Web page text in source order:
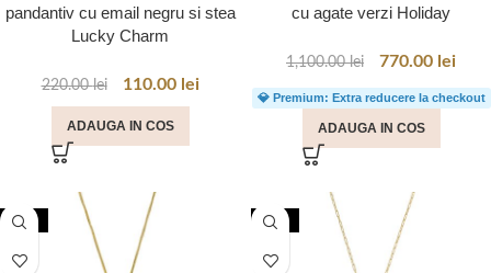
pandantiv cu email negru si stea
Lucky Charm
220.00lei 110.00 lei
ADAUGA IN COS
cu agate verzi Holiday
1,100.00lei 770.00 lei
💎 Premium: Extra reducere la checkout
ADAUGA IN COS
-50% -50%